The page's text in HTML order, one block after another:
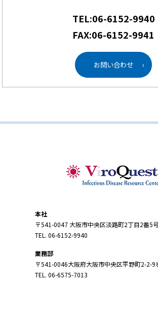
TEL:06-6152-9940
FAX:06-6152-9941
お問い合わせ ›
本社
〒541-0047 大阪市中央区淡路町2丁目2番5
TEL. 06-6152-9940
業務部
〒541-0046大阪府大阪市中央区平野町2-2-9
TEL. 06-6575-7013